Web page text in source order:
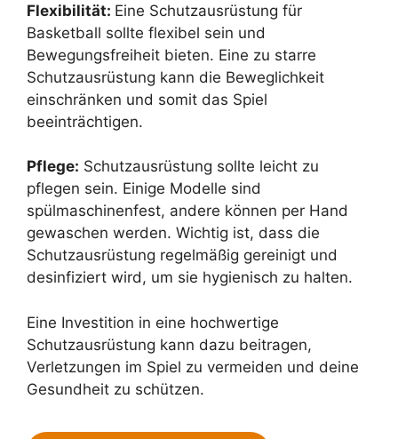
Flexibilität: Eine Schutzausrüstung für
Basketball sollte flexibel sein und
Bewegungsfreiheit bieten. Eine zu starre
Schutzausrüstung kann die Beweglichkeit
einschränken und somit das Spiel
beeinträchtigen.
Pflege: Schutzausrüstung sollte leicht zu
pflegen sein. Einige Modelle sind
spülmaschinenfest, andere können per Hand
gewaschen werden. Wichtig ist, dass die
Schutzausrüstung regelmäßig gereinigt und
desinfiziert wird, um sie hygienisch zu halten.
Eine Investition in eine hochwertige
Schutzausrüstung kann dazu beitragen,
Verletzungen im Spiel zu vermeiden und deine
Gesundheit zu schützen.